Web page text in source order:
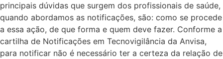
principais dúvidas que surgem dos profissionais de saúde,
quando abordamos as notificações, são: como se procede
a essa ação, de que forma e quem deve fazer. Conforme a
cartilha de Notificações em Tecnovigilância da Anvisa,
para notificar não é necessário ter a certeza da relação de